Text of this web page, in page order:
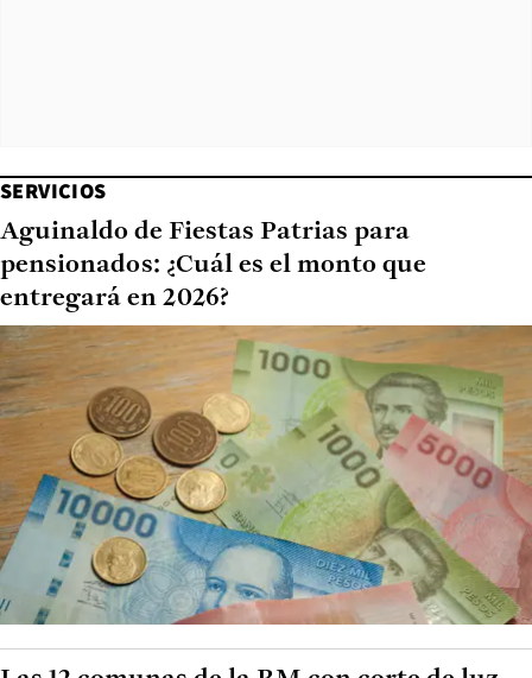
SERVICIOS
Aguinaldo de Fiestas Patrias para
pensionados: ¿Cuál es el monto que
entregará en 2026?